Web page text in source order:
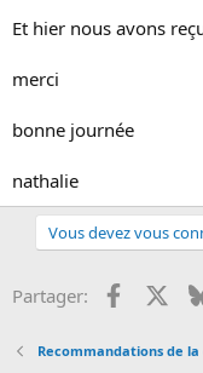
Et hier nous avons
merci
bonne journée
nathalie
Vous devez vous
Partager: Facebook
Recommandations de